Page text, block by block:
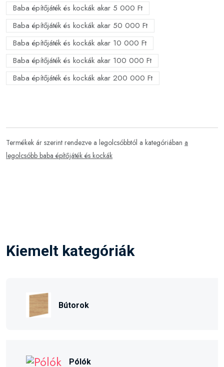
Baba építőjáték és kockák akar 5 000 Ft
Baba építőjáték és kockák akar 50 000 Ft
Baba építőjáték és kockák akar 10 000 Ft
Baba építőjáték és kockák akar 100 000 Ft
Baba építőjáték és kockák akar 200 000 Ft
Termékek ár szerint rendezve a legolcsóbbtól a kategóriában a
legolcsóbb baba építőjáték és kockák
Kiemelt kategóriák
Bútorok
Pólók